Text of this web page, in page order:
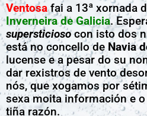
Ventosafai a 13ª xornada
Inverneira de Galicia.
supersticiosocon isto dos
está no concello de Navia
lucense e a pesar do su
dar rexistros de vento
nós, que xogamos por
sexa moita información e
tiña razón.